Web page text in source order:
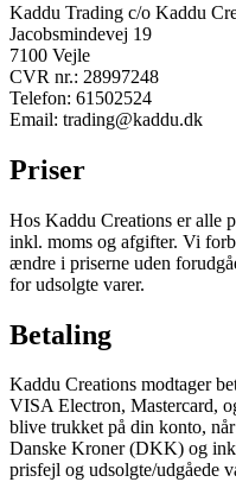
Kaddu Trading c/o Kaddu
Jacobsmindevej 19
7100 Vejle
CVR nr.: 28997248
Telefon: 61502524
Email: trading@kaddu.dk
Priser
Hos Kaddu Creations er alle
inkl. moms og afgifter. Vi
ændre i priserne uden
for udsolgte varer.
Betaling
Kaddu Creations modtager
VISA Electron, Mastercard,
blive trukket på din konto,
Danske Kroner (DKK) og
prisfejl og udsolgte/udgåede